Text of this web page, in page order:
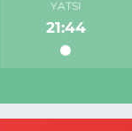
YATSI
21:44